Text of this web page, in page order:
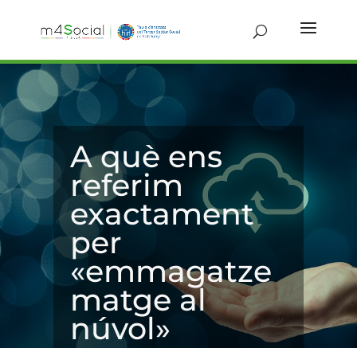
A què ens
referim
exactament
per
«emmagatze
matge al
núvol»